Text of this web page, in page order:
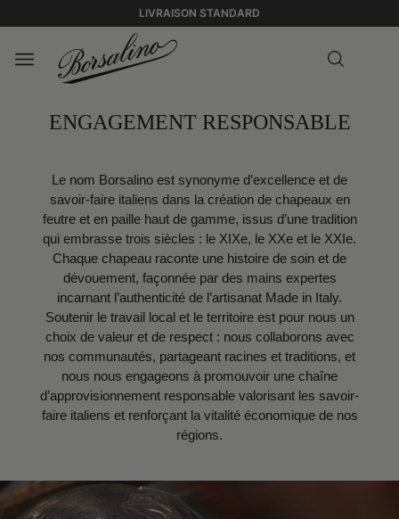
LIVRAISON STANDARD
ENGAGEMENT RESPONSABLE
Le nom Borsalino est synonyme d’excellence et de
savoir-faire italiens dans la création de chapeaux en
feutre et en paille haut de gamme, issus d’une tradition
qui embrasse trois siècles : le XIXe, le XXe et le XXIe.
Chaque chapeau raconte une histoire de soin et de
dévouement, façonnée par des mains expertes
incarnant l’authenticité de l’artisanat Made in Italy.
Soutenir le travail local et le territoire est pour nous un
choix de valeur et de respect : nous collaborons avec
nos communautés, partageant racines et traditions, et
nous nous engageons à promouvoir une chaîne
d’approvisionnement responsable valorisant les savoir-
faire italiens et renforçant la vitalité économique de nos
régions.